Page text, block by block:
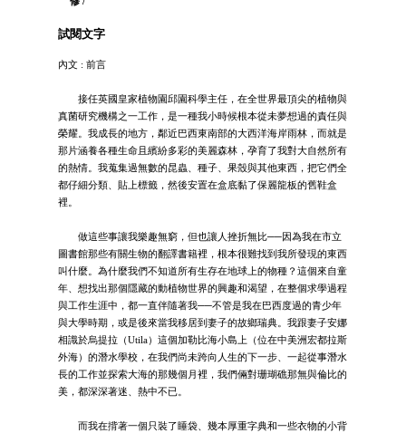
試閱文字
內文 : 前言
接任英國皇家植物園邱園科學主任，在全世界最頂尖的植物與
真菌研究機構之一工作，是一種我小時候根本從未夢想過的責任與
榮耀。我成長的地方，鄰近巴西東南部的大西洋海岸雨林，而就是
那片涵養各種生命且繽紛多彩的美麗森林，孕育了我對大自然所有
的熱情。我蒐集過無數的昆蟲、種子、果殼與其他東西，把它們全
都仔細分類、貼上標籤，然後安置在盒底黏了保麗龍板的舊鞋盒
裡。
做這些事讓我樂趣無窮，但也讓人挫折無比──因為我在市立
圖書館那些有關生物的翻譯書籍裡，根本很難找到我所發現的東西
叫什麼。為什麼我們不知道所有生存在地球上的物種？這個來自童
年、想找出那個隱藏的動植物世界的興趣和渴望，在整個求學過程
與工作生涯中，都一直伴隨著我──不管是我在巴西度過的青少年
與大學時期，或是後來當我移居到妻子的故鄉瑞典。我跟妻子安娜
相識於烏提拉（Utila）這個加勒比海小島上（位在中美洲宏都拉斯
外海）的潛水學校，在我們尚未跨向人生的下一步、一起從事潛水
長的工作並探索大海的那幾個月裡，我們倆對珊瑚礁那無與倫比的
美，都深深著迷、熱中不已。
而我在揹著一個只裝了睡袋、幾本厚重字典和一些衣物的小背